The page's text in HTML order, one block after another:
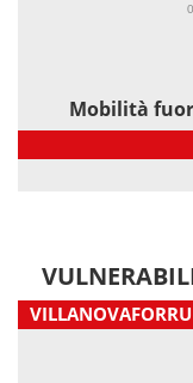
0
Mobilità
VILLANOVAFORRU